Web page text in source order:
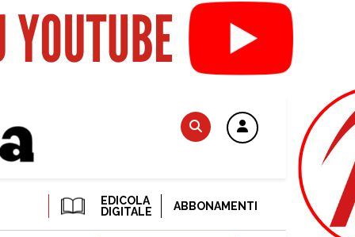
EDICOLA
DIGITALE
ABBONAMENTI